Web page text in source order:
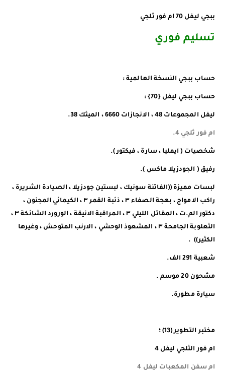
ببجي ليفل 70 ام فور ثلجي
تسليم فوري
حساب ببجي النسخة العالمية :
حساب ببجي ليفل {70} :
ليفل المجموعات 48 ، الانجازات 6660 ، الميثك 38.
ام فور ثلجي 4.
شخصيات ( ايمليا ، سارة ، فيكتور ).
رفيق ( الجودزيلا ماكس ).
لبسات مميزة ((الفاتنة سونيك ، لبستين جودزيلا ، الصيادة الشريرة ،
راكب الامواج ، بهجة الصفاء ٣ ، ذئبة القمر ٣ ، الكيمائي المجنون ،
دكتور الم.ت ، المقاتل الليلي ٣ ، المراقبة الانيقة ، الورورد الشائكة ٣ ،
الثعلوبة الجامحة ٣ ، المشعوذ الوحشي ، الارنب المتوحش ، وغيرها
الكثير)) .
شعبية 291 الف.
مشحون 20 موسم .
سيارة مطورة.
مختبر التطوير (13) ؛
ام فور الثلجي ليفل 4
ام سفن المكعبات ليفل 4